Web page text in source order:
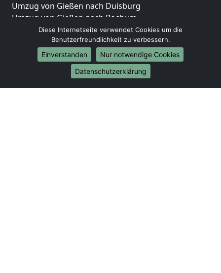
Umzug von Gießen nach Duisburg
Umzug von Gießen nach Bochum
Umzug von Gießen nach Wuppertal
Umzug von Gießen nach Bielefeld
Umzug von Gießen nach Bonn
Umzug von Gießen nach Münster
Diese Internetseite verwendet Cookies um die
Benutzerfreundlichkeit zu verbessern.
Einverstanden
Nur notwendige Cookies
Datenschutzerklärung